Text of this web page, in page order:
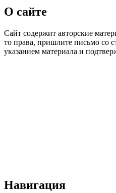
О сайте
Сайт содержит авторские
то права, пришлите письмо со
указанием материала и
Навигация